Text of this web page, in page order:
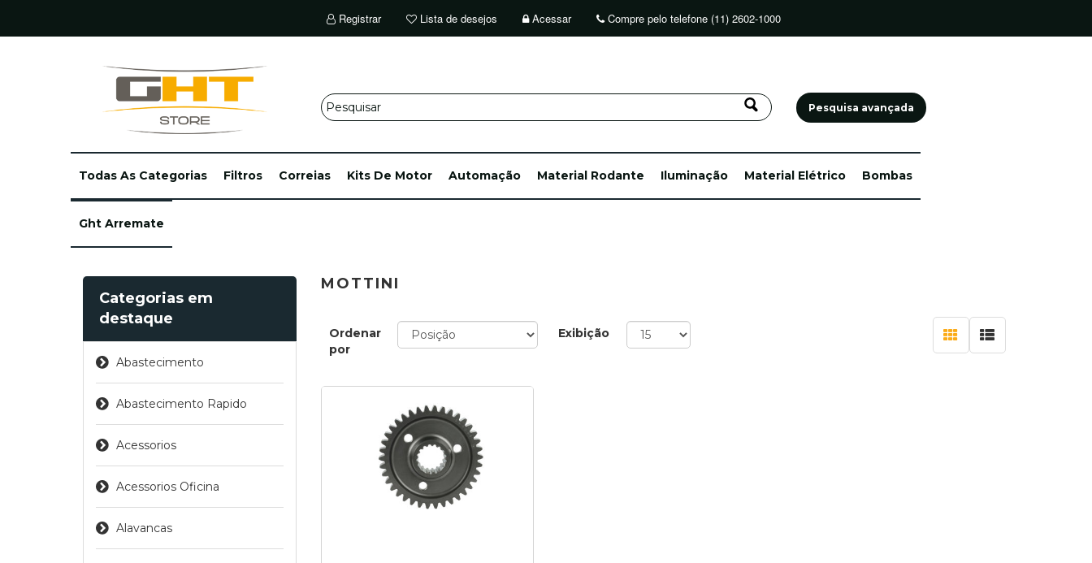
Registrar Lista de desejos Acessar Compre pelo telefone (11) 2602-1000
Pesquisa avançada
Todas As Categorias Filtros Correias Kits De Motor Automação Material Rodante Iluminação Material Elétrico Bombas
Ght Arremate
Categorias em
destaque
Abastecimento
Abastecimento Rapido
Acessorios
Acessorios Oficina
Alavancas
MOTTINI
Ordenar
por
Exibição